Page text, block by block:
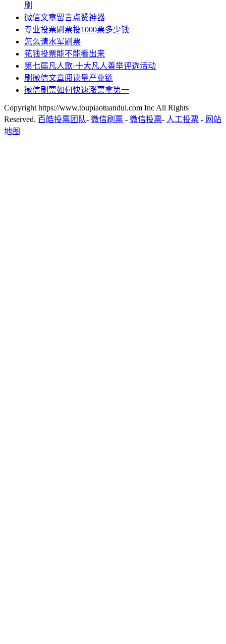
刷
微信文章留言点赞神器
专业投票刷票投1000票多少钱
怎么请水军刷票
花钱投票能不能看出来
第七届凡人歌·十大凡人善举评选活动
刷微信文章阅读量产业链
微信刷票如何快速涨票拿第一
Copyright https://www.toupiaotuandui.com Inc All Rights
Reserved. 百皓投票团队- 微信刷票 - 微信投票- 人工投票 - 网站
地图